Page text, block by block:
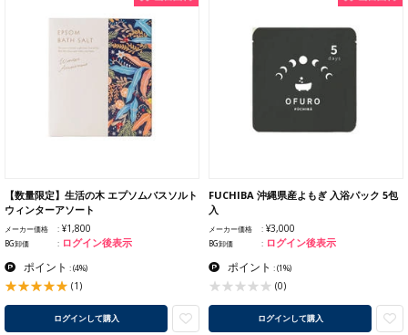
【数量限定】生活の木 エプソムバスソルト
ウィンターアソート
メーカー価格 ¥1,800
BG卸価 ログイン後表示
ポイント :(4%)
(1)
ログインして購入
FUCHIBA 沖縄県産よもぎ 入浴パック 5包
入
メーカー価格 ¥3,000
BG卸価 ログイン後表示
ポイント :(1%)
(0)
ログインして購入